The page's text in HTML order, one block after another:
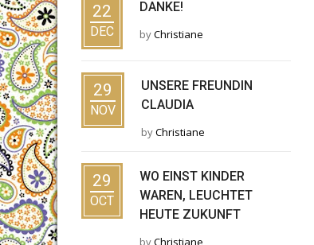
22
DEC
DANKE!
byChristiane
29
NOV
UNSERE FREUNDIN
CLAUDIA
byChristiane
29
OCT
WO EINST KINDER
WAREN, LEUCHTET
HEUTE ZUKUNFT
byChristiane